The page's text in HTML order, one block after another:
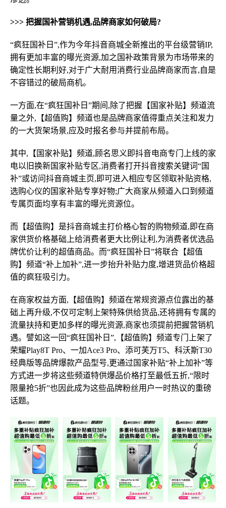
>>> 把握国补营销机遇,品牌商家如何破局?
“疯狂国补日”,作为今年抖音商城全新推出的平台级营销IP,
拥有更加丰富的曝光资源,加之国补政策背景为市场带来的
确定性长期利好,对于广大耐用消费行业品牌商家而言,自是
不容错过的破局商机。
一方面,在“疯狂国补日”期间,除了把握【国家补贴】频道流
量之外,【超值购】频道也是品牌商家值得重点关注和发力
的一大货架场景,应及时报名参与并提前布局。
其中,【国家补贴】频道,顾名思义即抖音电商专门上线的家
电以旧换新国家补贴专区,消费者打开抖音搜索关键词“国
补”或访问抖音商城主页,即可进入相应专区领取补贴资格,
选购心仪的国家补贴专享好物;广大商家从频道入口到频道
专属页面均享有丰富的曝光资源位。
而【超值购】是抖音商城主打价格心智的购物频道,即在商
家供货价格基础上给消费者更大比例让利,为消费者优选品
牌优价让利的超值商品。而“疯狂国补日”将联合【超值
购】频道“补上加补”,进一步抬升补贴力度,增进货品价格超
值的疯狂吸引力。
在商家权益方面,【超值购】频道在常规资源点位露出的基
础上再升级,不仅可定制上架特殊供给货品,还将拥有专属的
流量扶持和更加多样的曝光资源,商家也须提前把握营销机
遇。譬如这一回“疯狂国补日”,【超值购】频道专门上架了
荣耀Play8T Pro、一加Ace3 Pro、添可芙万T5、科沃斯T30
经典版等品牌爆款产品型号,更通过国家补贴“补上加补”等
方式进一步将这些频道特供爆品价格打至最低五折,“限时
限量抢5折”也因此成为这些品牌粉丝用户一时热议的重磅
话题。